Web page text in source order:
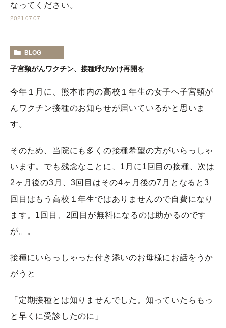
なってください。
2021.07.07
BLOG
子宮頸がんワクチン、接種呼びかけ再開を
今年１月に、熊本市内の高校１年生の女子へ子宮頸が
んワクチン接種のお知らせが届いているかと思いま
す。
そのため、当院にも多くの接種希望の方がいらっしゃ
います。でも残念なことに、1月に1回目の接種、次は
2ヶ月後の3月、3回目はその4ヶ月後の7月となると3
回目はもう高校１年生ではありませんので自費になり
ます。1回目、2回目が無料になるのは助かるのです
が。。
接種にいらっしゃった付き添いのお母様にお話をうか
がうと
「定期接種とは知りませんでした。知っていたらもっ
と早くに受診したのに」